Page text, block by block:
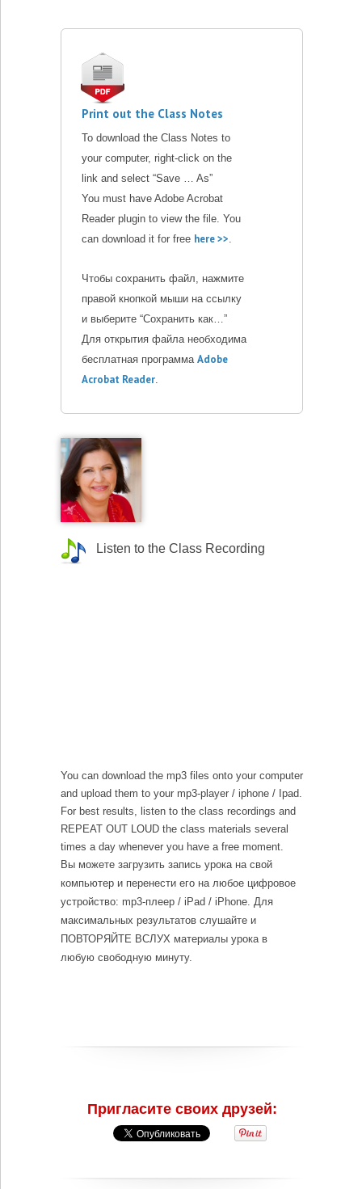
Print out the Class Notes
To download the Class Notes to
your computer, right-click on the
link and select “Save … As”
You must have Adobe Acrobat
Reader plugin to view the file. You
can download it for free here >>
Чтобы сохранить файл, нажмите
правой кнопкой мыши на ссылку
и выберите “Сохранить как…”
Для открытия файла необходима
бесплатная программа Adobe
Acrobat Reader.
Listen to the Class Recording
You can download the mp3 files onto your computer
and upload them to your mp3-player / iphone / Ipad.
For best results, listen to the class recordings and
REPEAT OUT LOUD the class materials several
times a day whenever you have a free moment.
Вы можете загрузить запись урока на свой
компьютер и перенести его на любое цифровое
устройство: mp3-плеер / iPad / iPhone. Для
максимальных результатов слушайте и
ПОВТОРЯЙТЕ ВСЛУХ материалы урока в
любую свободную минуту.
Пригласите своих друзей: